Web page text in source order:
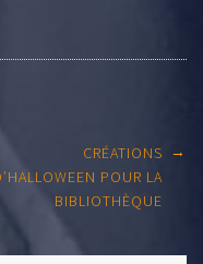
CRÉATIONS
POUR LA
BIBLIOTHÈQUE
→